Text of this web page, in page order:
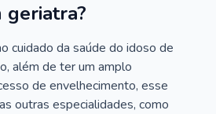
geriatra?
cuidado da saúde do idoso de
além de ter um amplo
de envelhecimento, esse
outras especialidades, como